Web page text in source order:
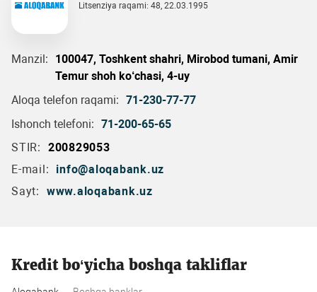
Litsenziya raqami: 48, 22.03.1995
Manzil:
100047, Toshkent shahri, Mirobod tumani, Amir
Temur shoh ko‘chasi, 4-uy
Aloqa telefon raqami: 71-230-77-77
Ishonch telefoni: 71-200-65-65
STIR:
200829053
E-mail:
info@aloqabank.uz
Sayt:
www.aloqabank.uz
Kredit bo‘yicha boshqa takliflar